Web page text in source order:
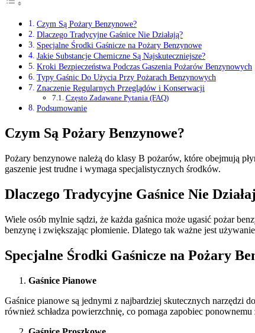
Czym Są Pożary Benzynowe?
Dlaczego Tradycyjne Gaśnice Nie Działają?
Specjalne Środki Gaśnicze na Pożary Benzynowe
Jakie Substancje Chemiczne Są Najskuteczniejsze?
Kroki Bezpieczeństwa Podczas Gaszenia Pożarów Benzynowych
Typy Gaśnic Do Użycia Przy Pożarach Benzynowych
Znaczenie Regularnych Przeglądów i Konserwacji
Często Zadawane Pytania (FAQ)
Podsumowanie
Czym Są Pożary Benzynowe?
Pożary benzynowe należą do klasy B pożarów, które obejmują
gaszenie jest trudne i wymaga specjalistycznych środków.
Dlaczego Tradycyjne Gaśnice Nie
Wiele osób mylnie sądzi, że każda gaśnica może ugasić pożar
benzynę i zwiększając płomienie. Dlatego tak ważne jest
Specjalne Środki Gaśnicze na Pożary
Gaśnice Pianowe
Gaśnice pianowe są jednymi z najbardziej skutecznych narzędzi
również schładza powierzchnię, co pomaga zapobiec ponownemu